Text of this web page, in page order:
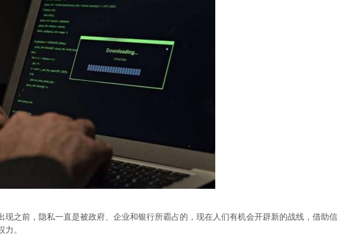
现之前，隐私一直是被政府、企业和银行所霸占的，现在人们有机会开辟新的战线，借助信
。